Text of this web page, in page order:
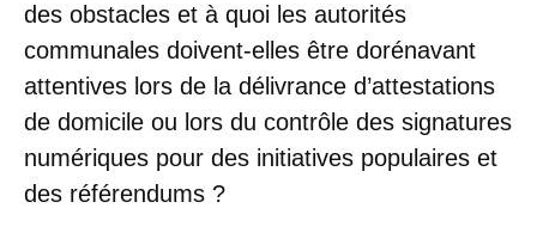
des obstacles et à quoi les autorités
communales doivent-elles être dorénavant
attentives lors de la délivrance d’attestations
de domicile ou lors du contrôle des signatures
numériques pour des initiatives populaires et
des référendums ?